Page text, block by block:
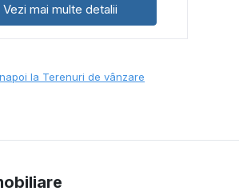
Vezi mai multe detalii
la Terenuri de vânzare